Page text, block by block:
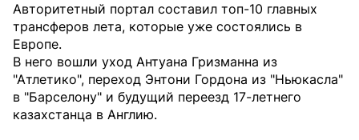
Авторитетный портал составил топ-10 главных
трансферов лета, которые уже состоялись в
Европе.
В него вошли уход Антуана Гризманна из
"Атлетико", переход Энтони Гордона из "Ньюкасла"
в "Барселону" и будущий переезд 17-летнего
казахстанца в Англию.